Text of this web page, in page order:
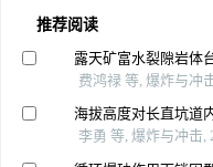
推荐阅读
露天矿富水裂隙岩体
费鸿禄 等, 爆炸与冲
海拔高度对长直坑道
李勇 等, 爆炸与冲击,